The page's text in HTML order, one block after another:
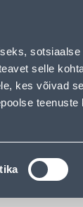
selle
kes võivad
ПОИСК
изделия